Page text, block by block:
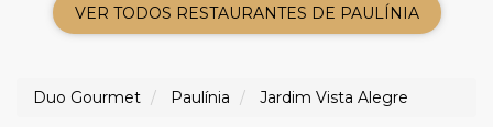
VER TODOS RESTAURANTES DE PAULÍNIA
Duo Gourmet Paulínia Jardim Vista Alegre